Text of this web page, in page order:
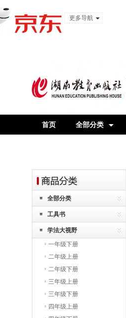
更多导航
首页 全部分类
全部分类
工具书
学法大视野
一年级下册
二年级上册
二年级下册
三年级上册
三年级下册
四年级上册